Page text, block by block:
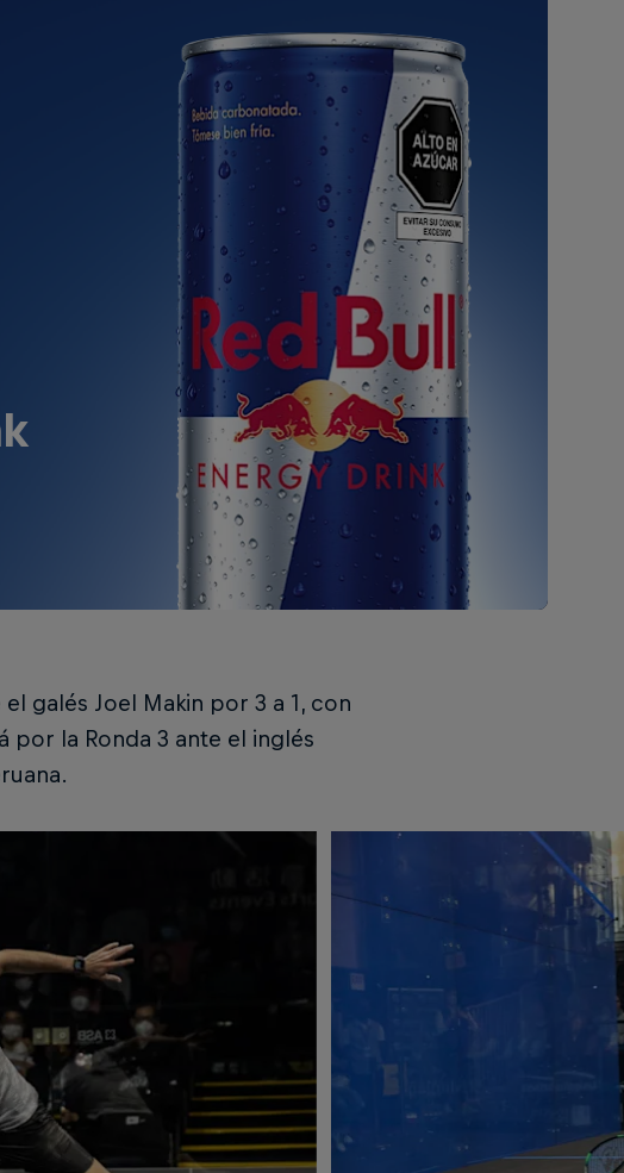
galés Joel Makin por 3 a 1, con
por la Ronda 3 ante el inglés